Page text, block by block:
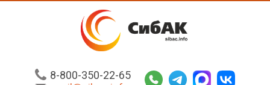
8-800-350-22-65